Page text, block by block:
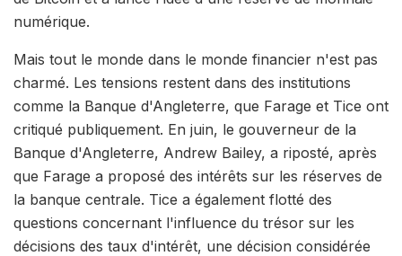
numérique.
Mais tout le monde dans le monde financier n'est pas
charmé. Les tensions restent dans des institutions
comme la Banque d'Angleterre, que Farage et Tice ont
critiqué publiquement. En juin, le gouverneur de la
Banque d'Angleterre, Andrew Bailey, a riposté, après
que Farage a proposé des intérêts sur les réserves de
la banque centrale. Tice a également flotté des
questions concernant l'influence du trésor sur les
décisions des taux d'intérêt, une décision considérée